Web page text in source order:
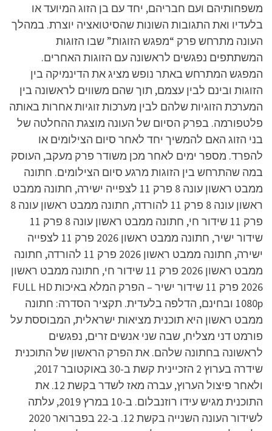
משפחותיהם ועם חבריהם, יחד עם בן הזוג המיועד או
בלעדיו ואת התגובות השונות שהסיטואציה יוצרת. במהלך
העונה מתרחש פרק “מפגש הזוגות” שבו הזוגות
המשתתפים נפגשים לראשונה עם הזוגות האחרים.
המפגש המתרחש באתר נופש מציג את הדינמיקה בין
הזוגות ובינם לבין עצמם, תוך שהם משווים לראשונה בין
המערכת הזוגיות שלהם לבין מערכות זוגיות אחרות באותה
פלטפורמה. בפרק הסיום של העונה מוצגת ההחלטה של
בני הזוג האם להמשיך יחד לאחר סיום הצילומים או
להפרד. מספר ימים לאחר מכן משודר פרק מעקב, העוסק
במה שהתרחש בין הזוגות מרגע סיום הצילומים. חתונה
ממבט ראשון עונה 8 פרק 11 לצפייה ישירה, חתונה ממבט
ראשון עונה 8 פרק 11 להורדה, חתונה ממבט ראשון עונה 8
פרק 11 שידור חי, חתונה ממבט ראשון עונה 8 פרק 11
שידור ישיר, חתונה ממבט ראשון 2026 פרק 11 לצפייה
ישירה, חתונה ממבט ראשון 2026 פרק 11 להורדה, חתונה
ממבט ראשון 2026 פרק 11 שידור חי, חתונה ממבט ראשון
2026 פרק 11 שידור ישיר – הפרק המלא באיכות FULL HD
1080p ובחינם, הדלפה בלעדית. תקציר הסדרה: חתונה
ממבט ראשון היא תוכנית מציאות ישראלית, המבוססת על
פורמט דני מצליח, שבה שני אנשים זרים, נפגשים
לראשונה בחתונה שלהם. את הפרק הראשון של התוכנית
שידרה בערוץ 2 הזכיינית קשת ב-30 באוקטובר 2017,
ולאחר פיצול הערוץ, עברה מאז לשדר בקשת 12. את
התוכנית מגיש עידו רוזנבלום. ב-10 במרץ 2019, עלתה
לשידור העונה השנייה בקשת 12. ב-22 בפברואר 2020